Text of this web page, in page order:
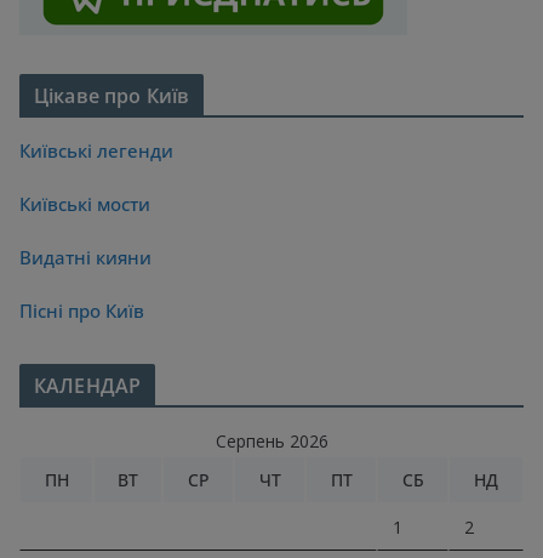
Цікаве про Київ
Київські легенди
Київські мости
Видатні кияни
Пісні про Київ
КАЛЕНДАР
Серпень 2026
ПН
ВТ СР ЧТ ПТ СБ НД
1 2